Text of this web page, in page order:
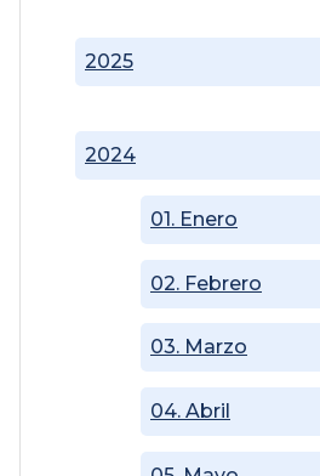
2024
01. Enero
02. Febrero
03. Marzo
04. Abril
2025